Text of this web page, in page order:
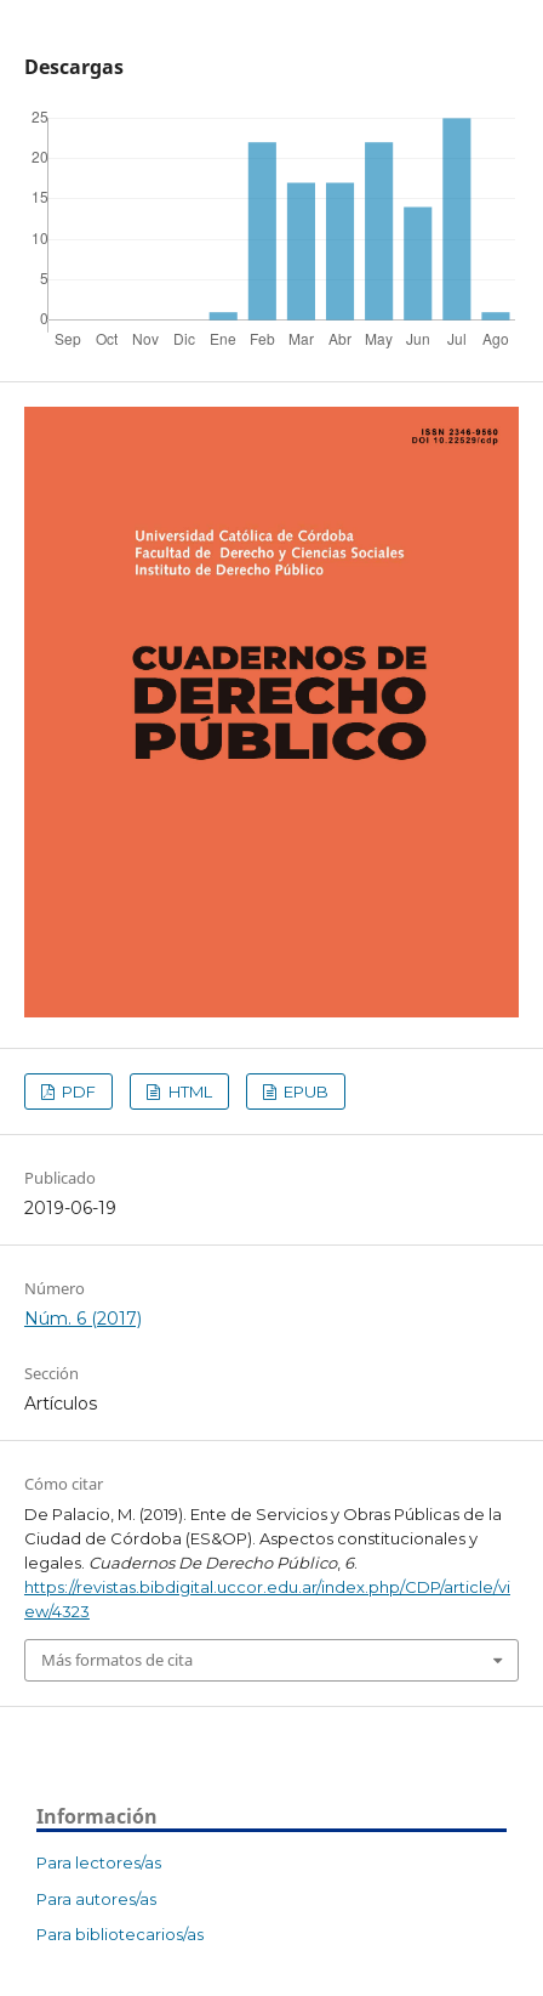
Descargas
PDF HTML EPUB
Publicado
2019-06-19
Número
Núm. 6 (2017)
Sección
Artículos
Cómo citar
De Palacio, M. (2019). Ente de Servicios y Obras Públicas de la
Ciudad de Córdoba (ES&OP). Aspectos constitucionales y
legales. Cuadernos De Derecho Público, 6.
https://revistas.bibdigital.uccor.edu.ar/index.php/CDP/article/vi
ew/4323
Más formatos de cita
Información
Para lectores/as
Para autores/as
Para bibliotecarios/as